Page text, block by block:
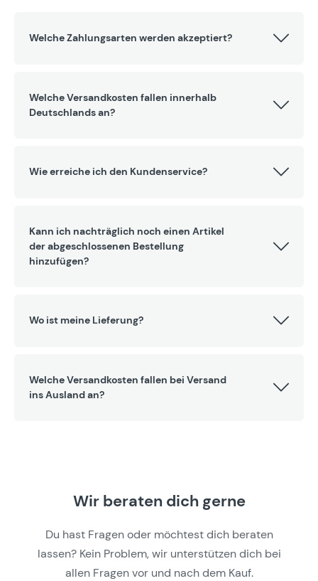
Welche Zahlungsarten werden akzeptiert?
Welche Versandkosten fallen innerhalb
Deutschlands an?
Wie erreiche ich den Kundenservice?
Kann ich nachträglich noch einen Artikel
der abgeschlossenen Bestellung
hinzufügen?
Wo ist meine Lieferung?
Welche Versandkosten fallen bei Versand
ins Ausland an?
Wir beraten dich gerne
Du hast Fragen oder möchtest dich beraten
lassen? Kein Problem, wir unterstützen dich bei
allen Fragen vor und nach dem Kauf.